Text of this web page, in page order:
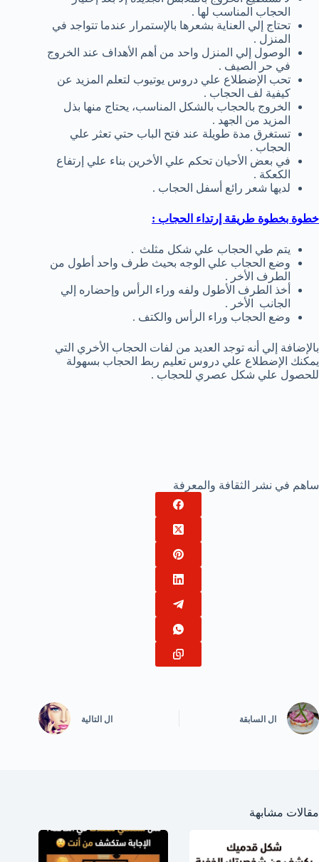
الحجاب المناسب لها .
تحتاج إلي العناية بشعرها بالإستمرار عندما تتواجد في
المنزل .
الوصول إلي المنزل واحد من أهم الأهداف عند الخروج
في حر الصيف .
تحب الإضطلاع علي دروس يوتيوب لتعلم المزيد عن
كيفية لف الحجاب .
الخروج بالحجاب بالشكل المناسب، يحتاج منها بذل
المزيد من الجهد .
تستغرق مدة طويلة عند فتح الباب حتي تعثر علي
الحجاب .
في بعض الأحيان تحكم علي الأخرين بناء علي إرتفاع
الكعكة .
لديها شعر رائع أسفل الحجاب .
خطوة بخطوة طريقة إرتداء الحجاب :
يتم طي الحجاب علي شكل مثلث .
وضع الحجاب علي الوجه بحيث طرف واحد أطول من
الطرف الأخر .
أخذ الطرف الأطول ولفه وراء الرأس وإحضاره إلي
الجانب الأخر .
وضع الحجاب وراء الرأس والكتف .
بالإضافة إلي أنه توجد العديد من لفات الحجاب الأخري التي
يمكنك الإضطلاع علي دروس تعليم ربط الحجاب بسهولة
للحصول علي شكل عصري للحجاب .
ساهم في نشر الثقافة والمعرفة
ال السابقة ال التالية
مقالات مشابهة